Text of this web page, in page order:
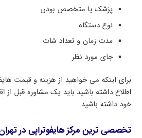
پزشک یا متخصص بودن
نوع دستگاه
مدت زمان و تعداد شات
جای مورد نظر
برای اینکه می خواهید از هزینه و قیمت
اطلاع داشته باشید باید یک مشاوره قبل از
خود داشته باشید.
تخصصی ترین مرکز هایفوتراپی در